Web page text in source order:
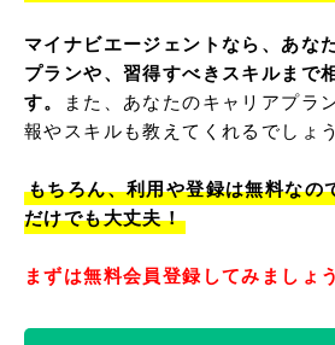
マイナビエージェントなら、あな
プランや、習得すべきスキルまで
す。
また、あなたのキャリアプラ
報やスキルも教えてくれるでしょう
もちろん、利用や登録は無料なの
だけでも大丈夫！
まずは無料会員登録してみましょ